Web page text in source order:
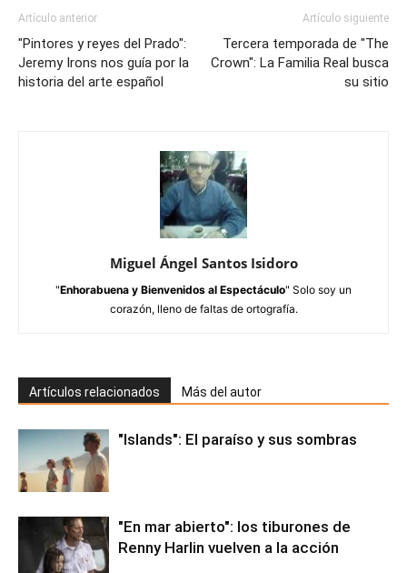
Artículo anterior
"Pintores y reyes del Prado":
Jeremy Irons nos guía por la
historia del arte español
Artículo siguiente
Tercera temporada de "The
Crown": La Familia Real busca
su sitio
Miguel Ángel Santos Isidoro
"Enhorabuena y Bienvenidos al Espectáculo" Solo soy un
corazón, lleno de faltas de ortografía.
Artículos relacionados Más del autor
"Islands": El paraíso y sus sombras
"En mar abierto": los tiburones de
Renny Harlin vuelven a la acción